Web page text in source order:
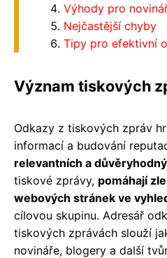
Výhody pro
Nejčastější chyby
Tipy pro efektivní
Význam tiskových
Odkazy z tiskových zpráv
informací a budování
relevantních a
tiskové zprávy, pomáhají
webových stránek ve
cílovou skupinu. Adresář
tiskových zprávách slouží
novináře, blogery a další